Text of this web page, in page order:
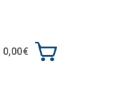
0,00€